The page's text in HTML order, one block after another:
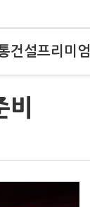
건설프리미엄